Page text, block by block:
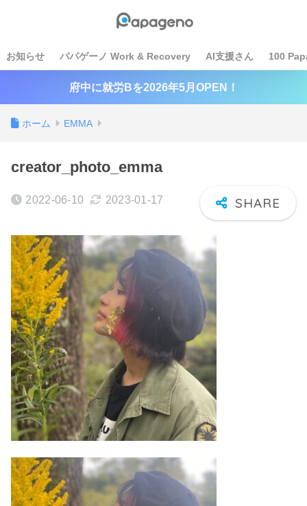
お知らせ パパゲーノ Work & Recovery AI支援さん 100
府中に就労Bを2026年5月OPEN！
ホーム EMMA
creator_photo_emma
2022-06-10 2023-01-17